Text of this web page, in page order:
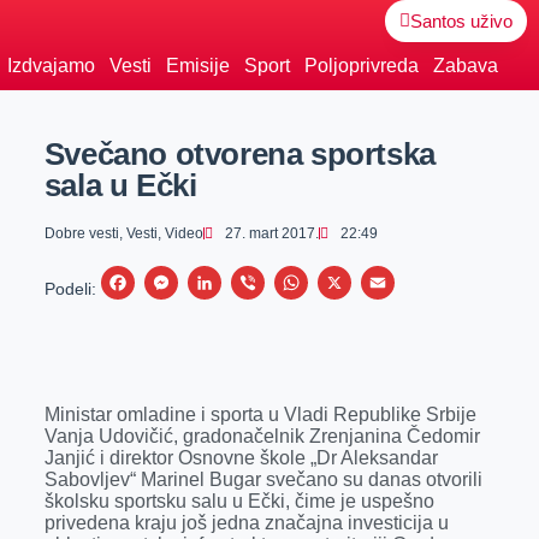
Santos uživo
Izdvajamo Vesti Emisije Sport Poljoprivreda Zabava
Svečano otvorena sportska
sala u Ečki
Dobre vesti, Vesti, Video 27. mart 2017. 22:49
Podeli:
F
b
o
o
k
M
e
n
g
e
L
e
d
I
n
V
r
W
s
A
p
p
X
E
l
Ministar omladine i sporta u Vladi Republike Srbije
Vanja Udovičić, gradonačelnik Zrenjanina Čedomir
Janjić i direktor Osnovne škole „Dr Aleksandar
Sabovljev“ Marinel Bugar svečano su danas otvorili
školsku sportsku salu u Ečki, čime je uspešno
privedena kraju još jedna značajna investicija u